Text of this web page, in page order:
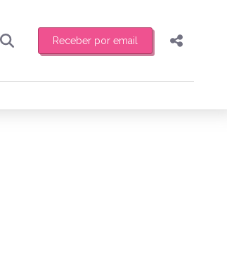
Receber por email
de manhã o resumo
Compartilhar